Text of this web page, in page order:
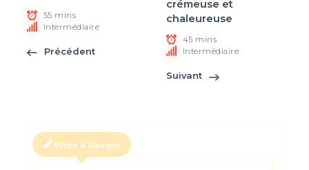
55 mins
Intermédiaire
Précédent
crémeuse et
chaleureuse
45 mins
Intermédiaire
Suivant
Write A Review